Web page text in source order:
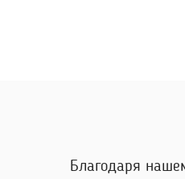
Благодаря